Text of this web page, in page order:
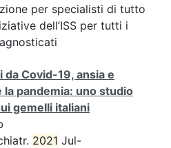
per specialisti di tutto
dell’ISS per tutti i
Covid-19, ansia e
pandemia: uno studio
gemelli italiani
2021 Jul-